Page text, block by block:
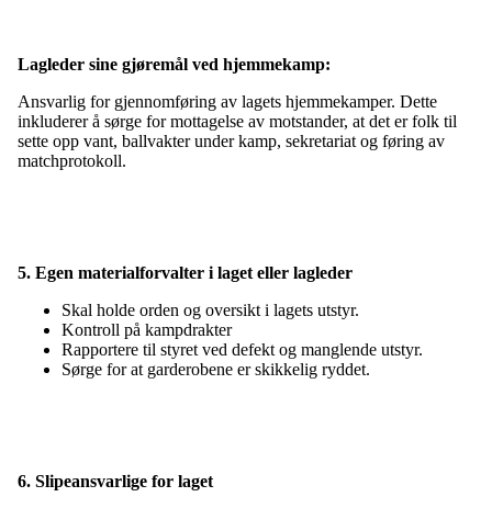
Lagleder sine gjøremål ved hjemmekamp:
Ansvarlig for gjennomføring av lagets hjemmekamper. Dette
inkluderer å sørge for mottagelse av motstander, at det er folk til
sette opp vant, ballvakter under kamp, sekretariat og føring av
matchprotokoll.
5. Egen materialforvalter i laget eller lagleder
Skal holde orden og oversikt i lagets utstyr.
Kontroll på kampdrakter
Rapportere til styret ved defekt og manglende utstyr.
Sørge for at garderobene er skikkelig ryddet.
6. Slipeansvarlige for laget